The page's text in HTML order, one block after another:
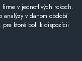
v jednotlivých rokoch.
analýzy v danom období
ktoré boli k dispozícii